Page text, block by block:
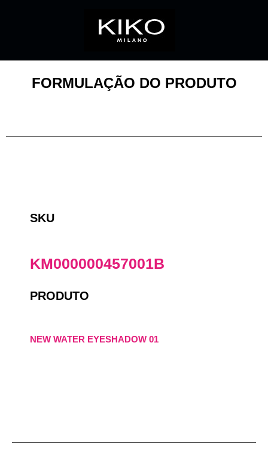
FORMULAÇÃO DO PRODUTO
SKU
KM000000457001B
PRODUTO
NEW WATER EYESHADOW 01